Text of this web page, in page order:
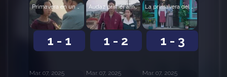
1 - 1
Primavera en un suspiro
Mar. 07, 2025
1 - 2
Audaz primer amor
Mar. 07, 2025
1 - 3
La primavera del ayer
Mar. 07, 2025